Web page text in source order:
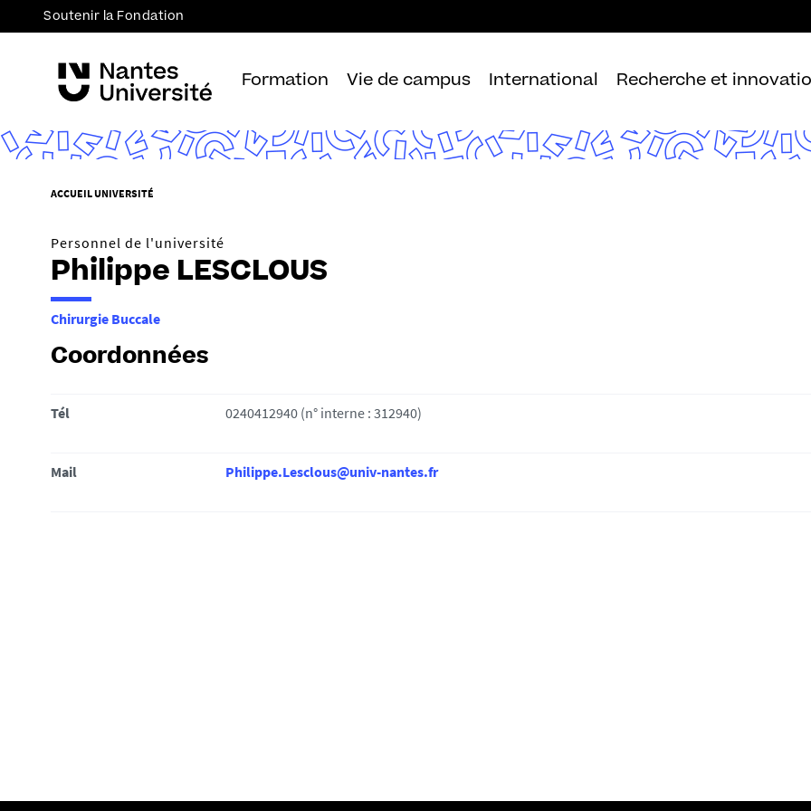
au
Soutenir la Fondation
Formation Vie de campus International Recherche et
V
u
s
ê
t
e
s
i
i
ACCUEIL UNIVERSITÉ
Personnel de l'université
Philippe LESCLOUS
Chirurgie Buccale
Coordonnées
Tél 0240412940 (n° interne : 312940)
Mail Philippe.Lesclous@univ-nantes.fr